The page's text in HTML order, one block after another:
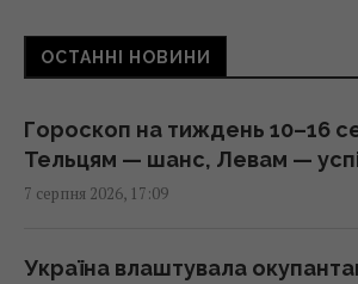
Українців попередили про
що робити, якщо ціна в чеку
Чи люблять коти своїх
як собаки: ось що виявила
ОСТАННІ НОВИНИ
Гороскоп на тиждень 10–16
Тельцям — шанс, Левам —
7 серпня 2026, 17:09
Україна влаштувала